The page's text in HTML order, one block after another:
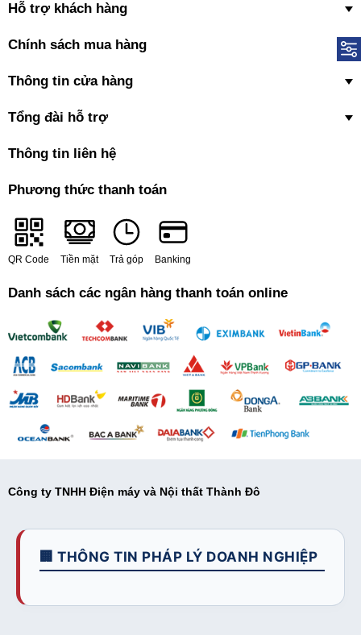
Hỗ trợ khách hàng
Chính sách mua hàng
Thông tin cửa hàng
Tổng đài hỗ trợ
Thông tin liên hệ
Phương thức thanh toán
QR Code Tiền mặt Trả góp Banking
Danh sách các ngân hàng thanh toán online
Công ty TNHH Điện máy và Nội thất Thành Đô
🏢 THÔNG TIN PHÁP LÝ DOANH NGHIỆP